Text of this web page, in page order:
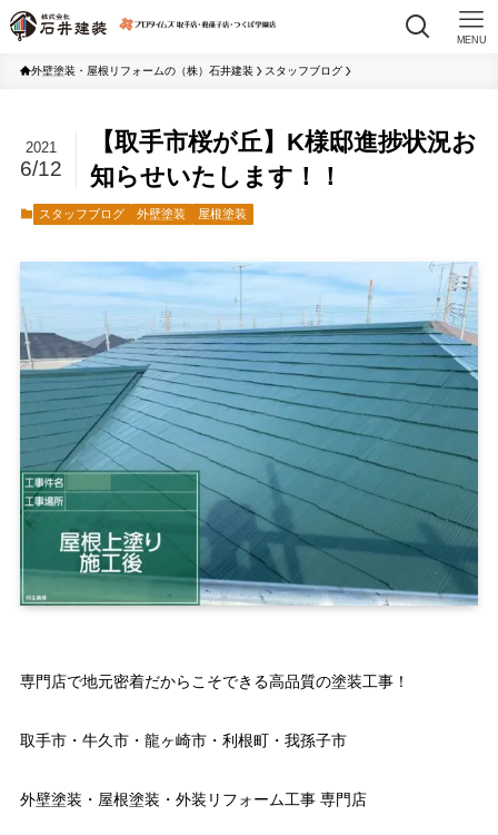
MENU
外壁塗装・屋根リフォームの（株）石井建装 スタッフブログ
【取手市桜が丘】K様邸進捗状況お
知らせいたします！！
2021
6/12
スタッフブログ 外壁塗装 屋根塗装
専門店で地元密着だからこそできる高品質の塗装工事！
取手市・牛久市・龍ヶ崎市・利根町・我孫子市
外壁塗装・屋根塗装・外装リフォーム工事 専門店